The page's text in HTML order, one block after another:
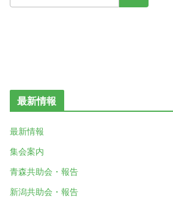
最新情報
最新情報
集会案内
青森共助会・報告
新潟共助会・報告